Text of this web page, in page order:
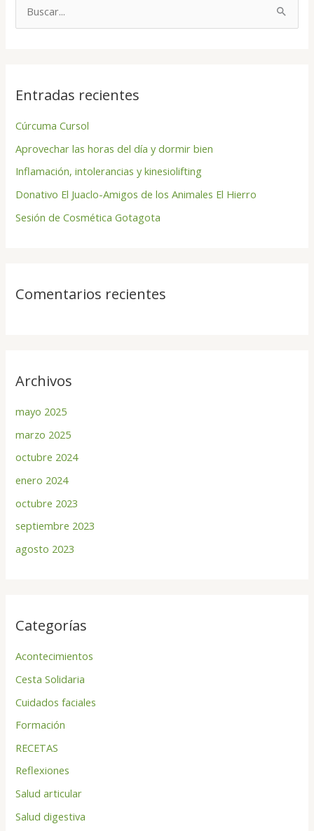
u
a
o
r
:
Entradas recientes
Cúrcuma Cursol
Aprovechar las horas del día y dormir bien
Inflamación, intolerancias y kinesiolifting
Donativo El Juaclo-Amigos de los Animales El Hierro
Sesión de Cosmética Gotagota
Comentarios recientes
Archivos
mayo 2025
marzo 2025
octubre 2024
enero 2024
octubre 2023
septiembre 2023
agosto 2023
Categorías
Acontecimientos
Cesta Solidaria
Cuidados faciales
Formación
RECETAS
Reflexiones
Salud articular
Salud digestiva